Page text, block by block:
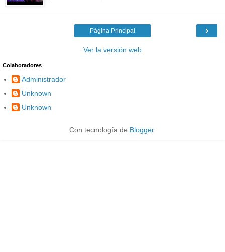
›
Página Principal
Ver la versión web
Colaboradores
Administrador
Unknown
Unknown
Con tecnología de Blogger.